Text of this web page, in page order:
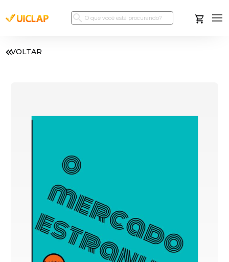
VOLTAR